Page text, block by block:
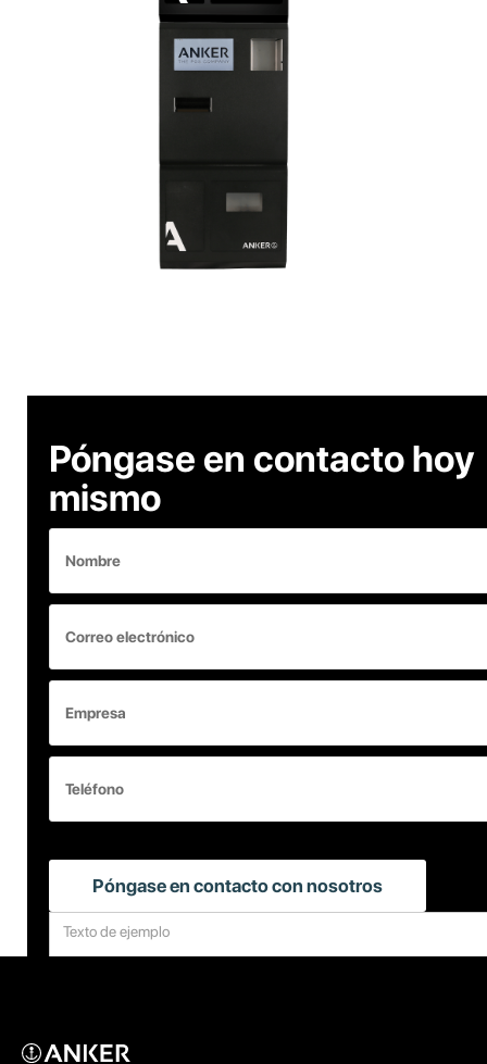
Póngase en contacto hoy
mismo